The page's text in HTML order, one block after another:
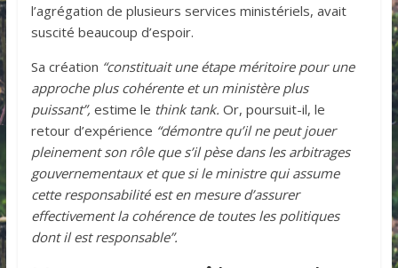
l’agrégation de plusieurs services ministériels, avait
suscité beaucoup d’espoir.
Sa création “constituait une étape méritoire pour une
approche plus cohérente et un ministère plus
puissant”, estime le think tank. Or, poursuit-il, le
retour d’expérience “démontre qu’il ne peut jouer
pleinement son rôle que s’il pèse dans les arbitrages
gouvernementaux et que si le ministre qui assume
cette responsabilité est en mesure d’assurer
effectivement la cohérence de toutes les politiques
dont il est responsable”.